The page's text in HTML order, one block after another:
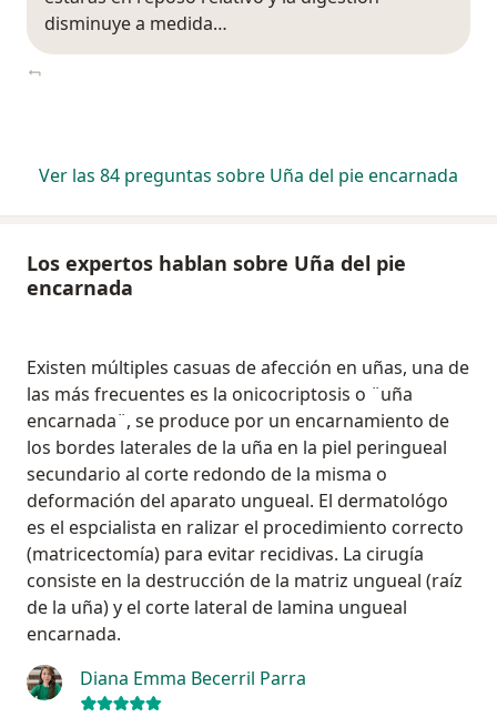
disminuye a medida…
Ver las 84 preguntas sobre Uña del pie encarnada
Los expertos hablan sobre Uña del pie
encarnada
Existen múltiples casuas de afección en uñas, una de
las más frecuentes es la onicocriptosis o ¨uña
encarnada¨, se produce por un encarnamiento de
los bordes laterales de la uña en la piel peringueal
secundario al corte redondo de la misma o
deformación del aparato ungueal. El dermatológo
es el espcialista en ralizar el procedimiento correcto
(matricectomía) para evitar recidivas. La cirugía
consiste en la destrucción de la matriz ungueal (raíz
de la uña) y el corte lateral de lamina ungueal
encarnada.
Diana Emma Becerril Parra